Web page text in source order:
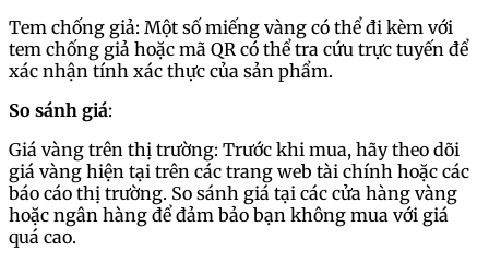
Tem chống giả: Một số miếng vàng có thể đi kèm với
tem chống giả hoặc mã QR có thể tra cứu trực tuyến để
xác nhận tính xác thực của sản phẩm.
So sánh giá:
Giá vàng trên thị trường: Trước khi mua, hãy theo dõi
giá vàng hiện tại trên các trang web tài chính hoặc các
báo cáo thị trường. So sánh giá tại các cửa hàng vàng
hoặc ngân hàng để đảm bảo bạn không mua với giá
quá cao.